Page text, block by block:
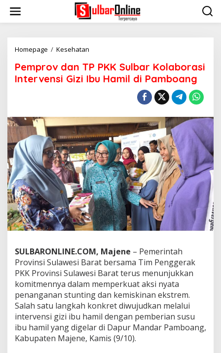
i
Homepage / Kesehatan
m
p
r
n
T
P
P
K
K
S
u
l
b
a
r
l
a
b
a
s
i
I
n
t
Pemprov dan TP PKK Sulbar Kolaborasi
Intervensi Gizi Ibu Hamil di Pamboang
SULBARONLINE.COM, Majene – Pemerintah
Provinsi Sulawesi Barat bersama Tim Penggerak
PKK Provinsi Sulawesi Barat terus menunjukkan
komitmennya dalam memperkuat aksi nyata
penanganan stunting dan kemiskinan ekstrem.
Salah satu langkah konkret diwujudkan melalui
intervensi gizi ibu hamil dengan pemberian susu
ibu hamil yang digelar di Dapur Mandar Pamboang,
Kabupaten Majene, Kamis (9/10).